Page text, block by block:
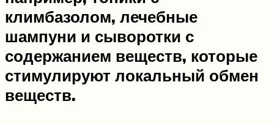
климбазолом, лечебные
шампуни и сыворотки с
содержанием веществ, которые
стимулируют локальный обмен
веществ.